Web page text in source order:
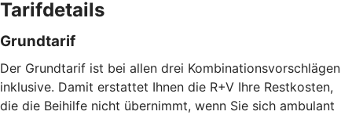
Tarifdetails
Grundtarif
Der Grundtarif ist bei allen drei Kombinationsvorschlägen
inklusive. Damit erstattet Ihnen die R+V Ihre Restkosten,
die die Beihilfe nicht übernimmt, wenn Sie sich ambulant